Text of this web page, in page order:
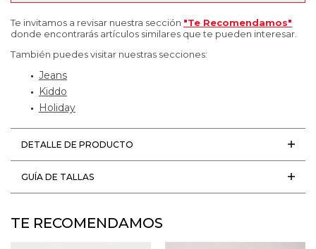
Te invitamos a revisar nuestra sección "Te Recomendamos"
donde encontrarás artículos similares que te pueden interesar.
También puedes visitar nuestras secciones:
Jeans
Kiddo
Holiday
DETALLE DE PRODUCTO
GUÍA DE TALLAS
TE RECOMENDAMOS